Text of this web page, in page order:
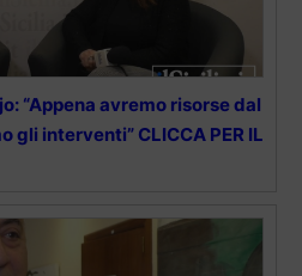
“Appena avremo risorse dal
gli interventi” CLICCA PER IL